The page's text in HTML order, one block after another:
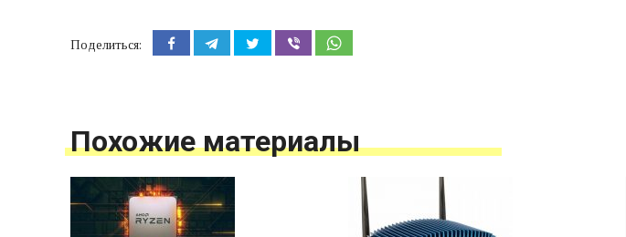
Поделиться:
Похожие материалы